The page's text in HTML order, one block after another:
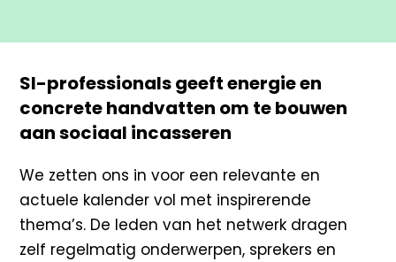
SI-professionals geeft energie en
concrete handvatten om te bouwen
aan sociaal incasseren
We zetten ons in voor een relevante en
actuele kalender vol met inspirerende
thema’s. De leden van het netwerk dragen
zelf regelmatig onderwerpen, sprekers en